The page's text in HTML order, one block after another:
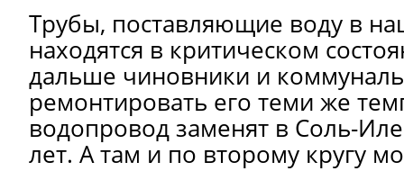
Трубы, поставляющие воду в
находятся в критическом
дальше чиновники и
ремонтировать его теми же
водопровод заменят в Соль-
лет. А там и по второму кругу